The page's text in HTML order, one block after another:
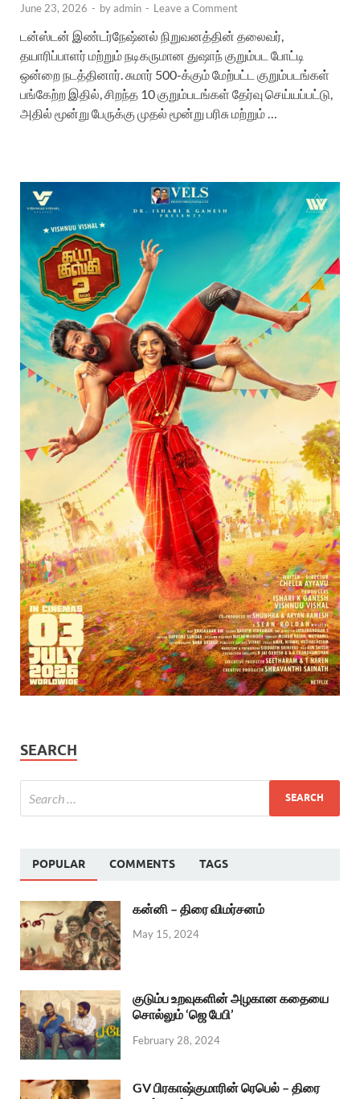
June 23, 2026 - byadmin - Leave a Comment
டன்ஸ்டன் இண்டர்நேஷ்னல் நிறுவனத்தின் தலைவர்,
தயாரிப்பாளர் மற்றும் நடிகருமான துஷாந் குறும்பட போட்டி
ஒன்றை நடத்தினார். சுமார் 500-க்கும் மேற்பட்ட குறும்படங்கள்
பங்கேற்ற இதில், சிறந்த 10 குறும்படங்கள் தேர்வு செய்யப்பட்டு,
அதில் மூன்று பேருக்கு முதல் மூன்று பரிசு மற்றும் …
SEARCH
POPULAR COMMENTS TAGS
கன்னி – திரை விமர்சனம்
May 15, 2024
குடும்ப உறவுகளின் அழகான கதையை
சொல்லும் ‘ஜெ பேபி’
February 28, 2024
GV பிரகாஷ்குமாரின் ரெபெல் – திரை